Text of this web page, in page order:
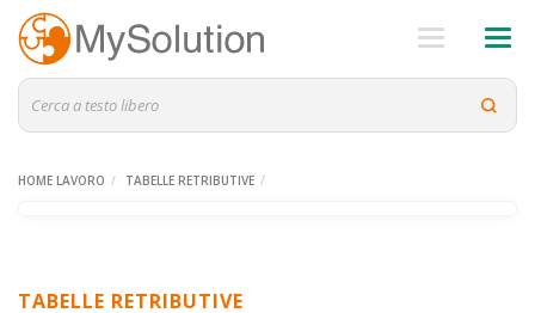
HOME LAVORO TABELLE RETRIBUTIVE
TABELLE RETRIBUTIVE